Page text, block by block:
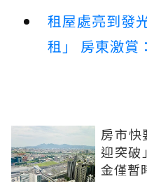
租屋處亮到發
租」 房東激賞
房市快
迎突破
金僅暫